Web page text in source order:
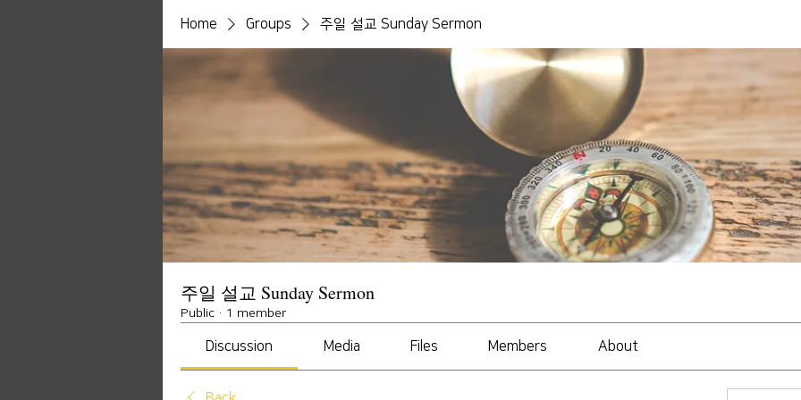
Home Groups 주일 설교 Sunday Sermon
주일 설교 Sunday Sermon
Public · 1 member
Discussion Media Files Members About